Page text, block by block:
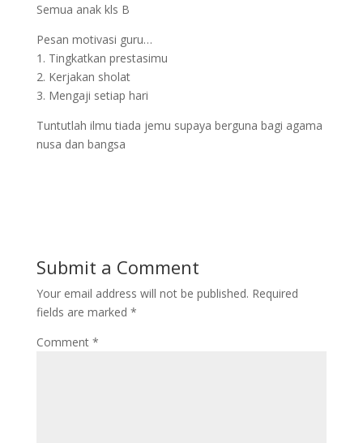
Semua anak kls B
Pesan motivasi guru…
1. Tingkatkan prestasimu
2. Kerjakan sholat
3. Mengaji setiap hari
Tuntutlah ilmu tiada jemu supaya berguna bagi agama
nusa dan bangsa
Submit a Comment
Your email address will not be published. Required
fields are marked *
Comment *